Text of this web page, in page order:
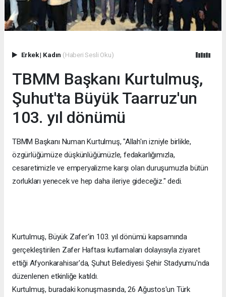
Erkek| Kadın (Haberi Sesli Oku)
TBMM Başkanı Kurtulmuş,
Şuhut'ta Büyük Taarruz'un
103. yıl dönümü
TBMM Başkanı Numan Kurtulmuş, "Allah'ın izniyle birlikle,
özgürlüğümüze düşkünlüğümüzle, fedakarlığımızla,
cesaretimizle ve emperyalizme karşı olan duruşumuzla bütün
zorlukları yenecek ve hep daha ileriye gideceğiz." dedi.
Kurtulmuş, Büyük Zafer'in 103. yıl dönümü kapsamında
gerçekleştirilen Zafer Haftası kutlamaları dolayısıyla ziyaret
ettiği Afyonkarahisar'da, Şuhut Belediyesi Şehir Stadyumu'nda
düzenlenen etkinliğe katıldı.
Kurtulmuş, buradaki konuşmasında, 26 Ağustos'un Türk